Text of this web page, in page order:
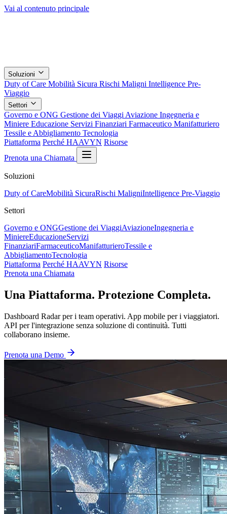
Vai al contenuto principale
Soluzioni
Duty of Care Mobilità Sicura Rischi Maligni Intelligence Pre-
Viaggio
Settori
Governo e ONG Gestione dei Viaggi Aviazione Ingegneria e
Miniere Educazione Servizi Finanziari Farmaceutico Manifatturiero
Tessile e Abbigliamento Tecnologia
Piattaforma Perché HAAVYN Risorse
Prenota una Chiamata
Soluzioni
Duty of CareMobilità SicuraRischi MaligniIntelligence Pre-Viaggio
Settori
Governo e ONGGestione dei ViaggiAviazioneIngegneria e
MiniereEducazioneServizi
FinanziariFarmaceuticoManifatturieroTessile e
AbbigliamentoTecnologia
Piattaforma Perché HAAVYN Risorse
Prenota una Chiamata
Una Piattaforma. Protezione Completa.
Dashboard Radar per i team operativi. App mobile per i viaggiatori.
API per l'integrazione senza soluzione di continuità. Tutti
collaborano insieme.
Prenota una Demo